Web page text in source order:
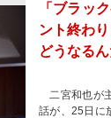
「ブラッ
ント終わ
どうなる
二宮和也が
話が、25日に